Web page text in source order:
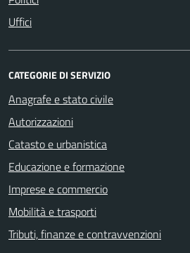
Uffici
CATEGORIE DI SERVIZIO
Anagrafe e stato civile
Autorizzazioni
Catasto e urbanistica
Educazione e formazione
Imprese e commercio
Mobilità e trasporti
Tributi, finanze e contravvenzioni